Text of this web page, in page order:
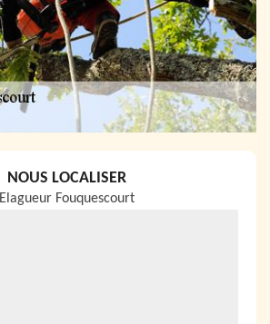
NOUS LOCALISER
Elagueur Fouquescourt